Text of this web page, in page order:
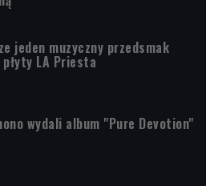
jeden muzyczny przedsmak
płyty LA Priesta
wydali album "Pure Devotion"